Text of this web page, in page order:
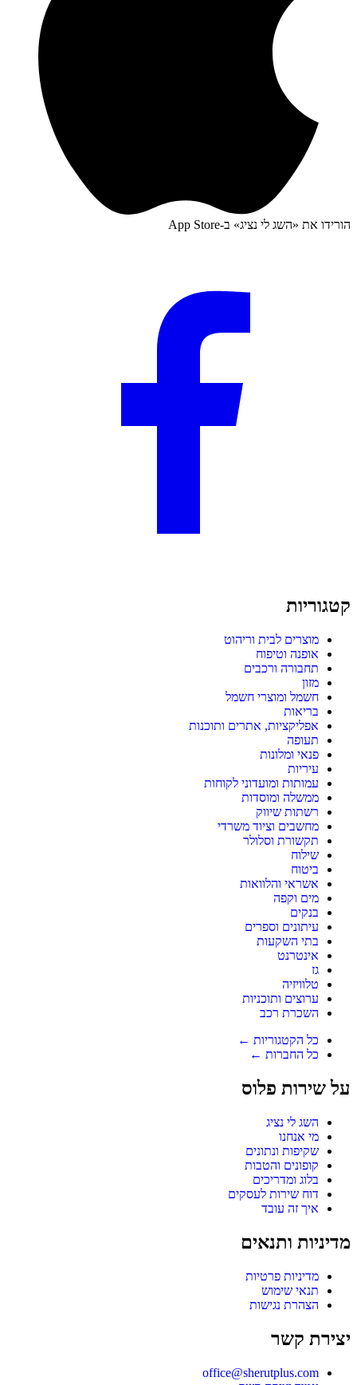
הורידו את «השג לי נציג» ב-App Store
קטגוריות
מוצרים לבית וריהוט
אופנה וטיפוח
תחבורה ורכבים
מזון
חשמל ומוצרי חשמל
בריאות
אפליקציות, אתרים ותוכנות
תעופה
פנאי ומלונות
עיריות
עמותות ומועדוני לקוחות
ממשלה ומוסדות
רשתות שיווק
מחשבים וציוד משרדי
תקשורת וסלולר
שילוח
ביטוח
אשראי והלוואות
מים וקפה
בנקים
עיתונים וספרים
בתי השקעות
אינטרנט
גז
טלוויזיה
ערוצים ותוכניות
השכרת רכב
כל הקטגוריות ←
כל החברות ←
על שירות פלוס
השג לי נציג
מי אנחנו
שקיפות ונתונים
קופונים והטבות
בלוג ומדריכים
דוח שירות לעסקים
איך זה עובד
מדיניות ותנאים
מדיניות פרטיות
תנאי שימוש
הצהרת נגישות
יצירת קשר
office@sherutplus.com